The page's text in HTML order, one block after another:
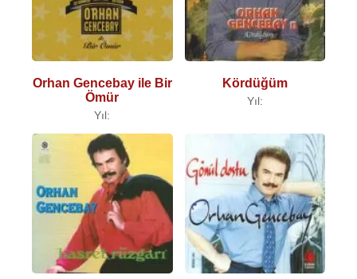
Orhan Gencebay ile Bir
Ömür
Yıl:
Kördüğüm
Yıl: